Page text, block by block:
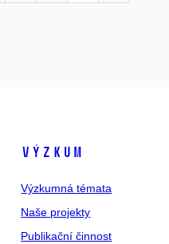
Výzkum
Výzkumná témata
Naše projekty
Publikační činnost